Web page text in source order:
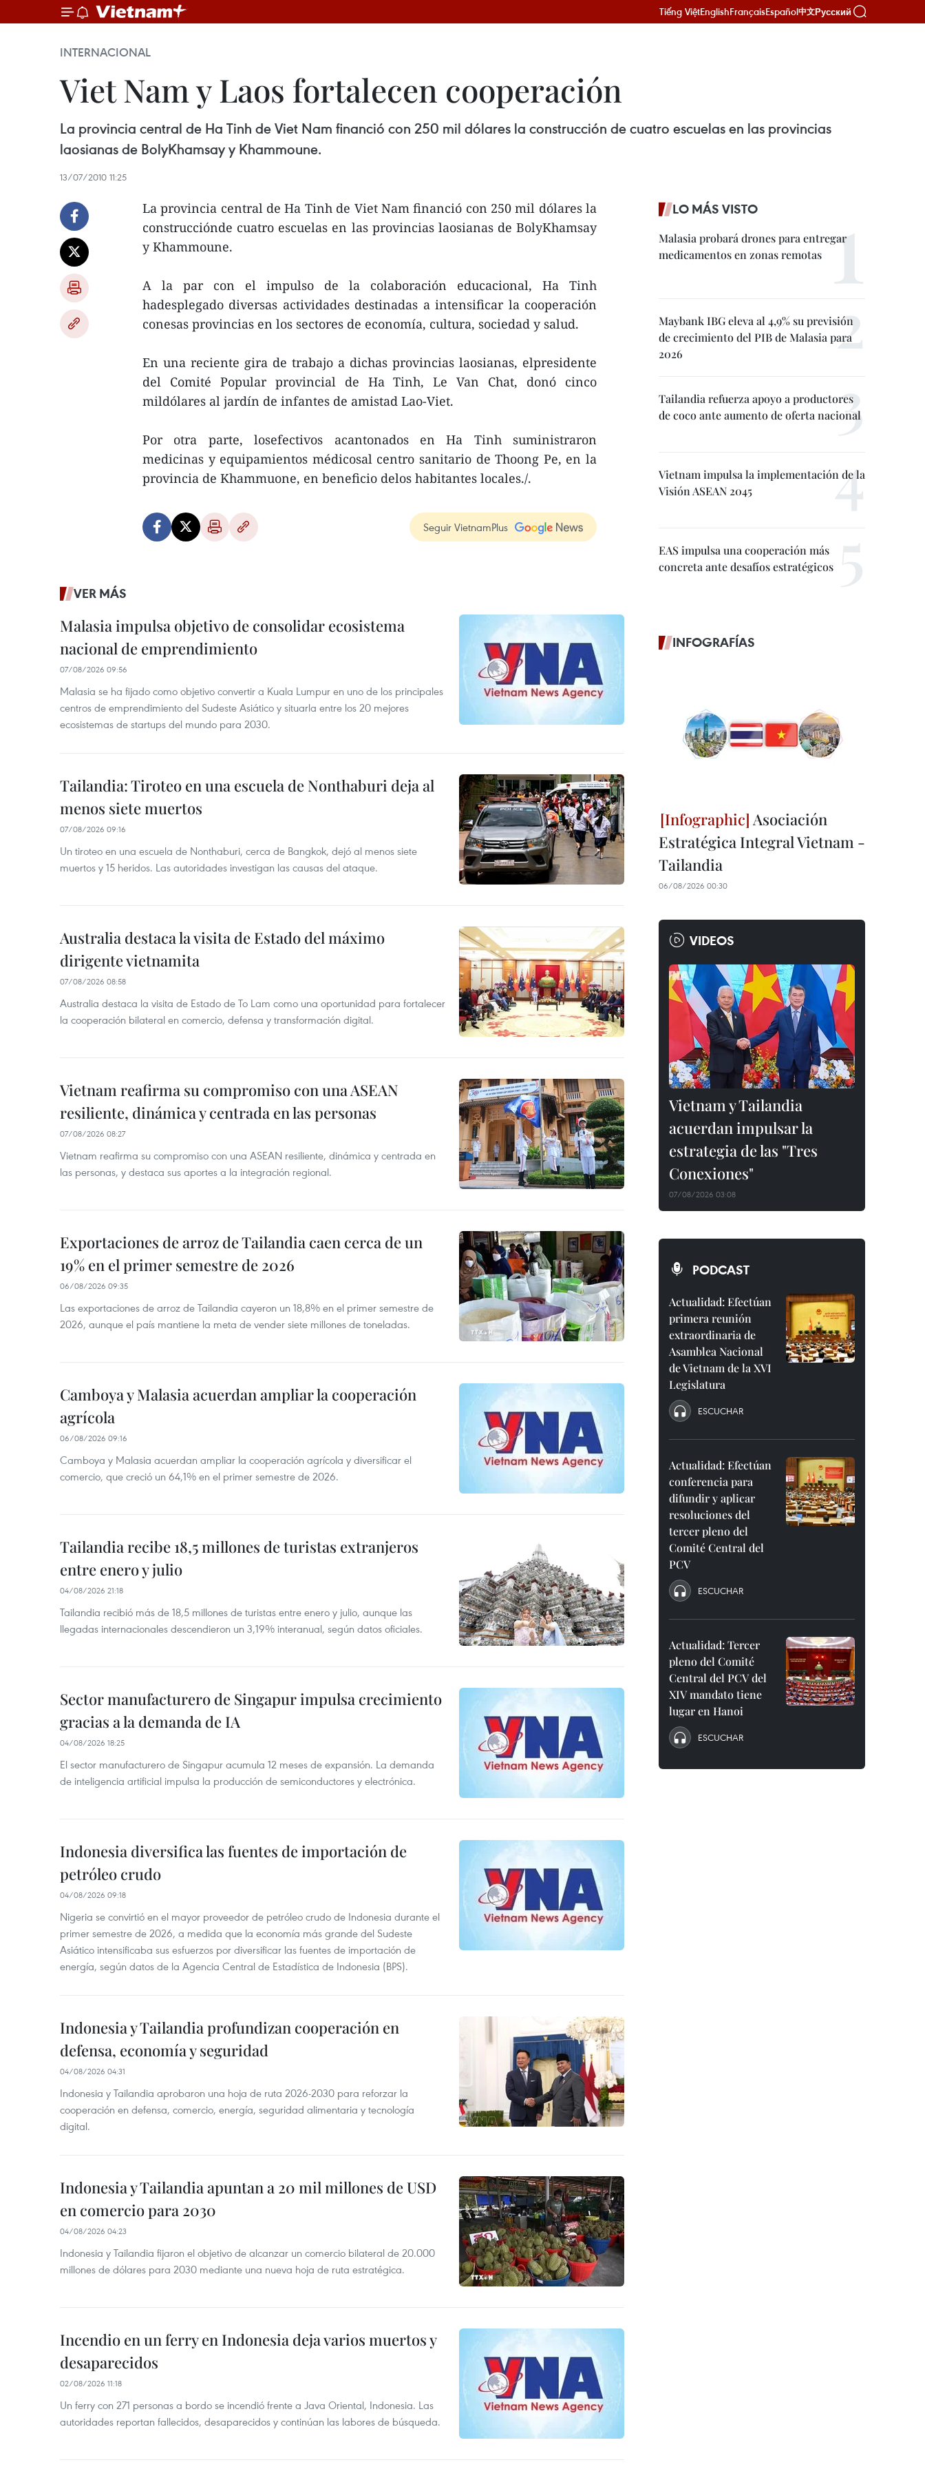
Tiếng ViệtEnglishFrançaisEspañol中文Русский
INTERNACIONAL
Viet Nam y Laos fortalecen cooperación
La provincia central de Ha Tinh de Viet Nam financió con 250 mil dólares la construcción de cuatro escuelas en las provincias
laosianas de BolyKhamsay y Khammoune.
13/07/2010 11:25
La provincia central de Ha Tinh de Viet Nam financió con 250 mil dólares la
construcciónde cuatro escuelas en las provincias laosianas de BolyKhamsay
y Khammoune.
A la par con el impulso de la colaboración educacional, Ha Tinh
hadesplegado diversas actividades destinadas a intensificar la cooperación
conesas provincias en los sectores de economía, cultura, sociedad y salud.
En una reciente gira de trabajo a dichas provincias laosianas, elpresidente
del Comité Popular provincial de Ha Tinh, Le Van Chat, donó cinco
mildólares al jardín de infantes de amistad Lao-Viet.
Por otra parte, losefectivos acantonados en Ha Tinh suministraron
medicinas y equipamientos médicosal centro sanitario de Thoong Pe, en la
provincia de Khammuone, en beneficio delos habitantes locales./.
Seguir VietnamPlus
VER MÁS
Malasia impulsa objetivo de consolidar ecosistema
nacional de emprendimiento
07/08/2026 09:56
Malasia se ha fijado como objetivo convertir a Kuala Lumpur en uno de los principales
centros de emprendimiento del Sudeste Asiático y situarla entre los 20 mejores
ecosistemas de startups del mundo para 2030.
Tailandia: Tiroteo en una escuela de Nonthaburi deja al
menos siete muertos
07/08/2026 09:16
Un tiroteo en una escuela de Nonthaburi, cerca de Bangkok, dejó al menos siete
muertos y 15 heridos. Las autoridades investigan las causas del ataque.
Australia destaca la visita de Estado del máximo
dirigente vietnamita
07/08/2026 08:58
Australia destaca la visita de Estado de To Lam como una oportunidad para fortalecer
la cooperación bilateral en comercio, defensa y transformación digital.
Vietnam reafirma su compromiso con una ASEAN
resiliente, dinámica y centrada en las personas
07/08/2026 08:27
Vietnam reafirma su compromiso con una ASEAN resiliente, dinámica y centrada en
las personas, y destaca sus aportes a la integración regional.
Exportaciones de arroz de Tailandia caen cerca de un
19% en el primer semestre de 2026
06/08/2026 09:35
Las exportaciones de arroz de Tailandia cayeron un 18,8% en el primer semestre de
2026, aunque el país mantiene la meta de vender siete millones de toneladas.
Camboya y Malasia acuerdan ampliar la cooperación
agrícola
06/08/2026 09:16
Camboya y Malasia acuerdan ampliar la cooperación agrícola y diversificar el
comercio, que creció un 64,1% en el primer semestre de 2026.
Tailandia recibe 18,5 millones de turistas extranjeros
entre enero y julio
04/08/2026 21:18
Tailandia recibió más de 18,5 millones de turistas entre enero y julio, aunque las
llegadas internacionales descendieron un 3,19% interanual, según datos oficiales.
Sector manufacturero de Singapur impulsa crecimiento
gracias a la demanda de IA
04/08/2026 18:25
El sector manufacturero de Singapur acumula 12 meses de expansión. La demanda
de inteligencia artificial impulsa la producción de semiconductores y electrónica.
Indonesia diversifica las fuentes de importación de
petróleo crudo
04/08/2026 09:18
Nigeria se convirtió en el mayor proveedor de petróleo crudo de Indonesia durante el
primer semestre de 2026, a medida que la economía más grande del Sudeste
Asiático intensificaba sus esfuerzos por diversificar las fuentes de importación de
energía, según datos de la Agencia Central de Estadística de Indonesia (BPS).
Indonesia y Tailandia profundizan cooperación en
defensa, economía y seguridad
04/08/2026 04:31
Indonesia y Tailandia aprobaron una hoja de ruta 2026-2030 para reforzar la
cooperación en defensa, comercio, energía, seguridad alimentaria y tecnología
digital.
Indonesia y Tailandia apuntan a 20 mil millones de USD
en comercio para 2030
04/08/2026 04:23
Indonesia y Tailandia fijaron el objetivo de alcanzar un comercio bilateral de 20.000
millones de dólares para 2030 mediante una nueva hoja de ruta estratégica.
Incendio en un ferry en Indonesia deja varios muertos y
desaparecidos
02/08/2026 11:18
Un ferry con 271 personas a bordo se incendió frente a Java Oriental, Indonesia. Las
autoridades reportan fallecidos, desaparecidos y continúan las labores de búsqueda.
LO MÁS VISTO
Malasia probará drones para entregar
medicamentos en zonas remotas
Maybank IBG eleva al 4,9% su previsión
de crecimiento del PIB de Malasia para
2026
Tailandia refuerza apoyo a productores
de coco ante aumento de oferta nacional
Vietnam impulsa la implementación de la
Visión ASEAN 2045
EAS impulsa una cooperación más
concreta ante desafíos estratégicos
INFOGRAFÍAS
Asociación
Estratégica Integral Vietnam -
Tailandia
06/08/2026 00:30
VIDEOS
Vietnam y Tailandia
acuerdan impulsar la
estrategia de las "Tres
Conexiones"
07/08/2026 03:08
PODCAST
Actualidad: Efectúan
primera reunión
extraordinaria de
Asamblea Nacional
de Vietnam de la XVI
Legislatura
ESCUCHAR
Actualidad: Efectúan
conferencia para
difundir y aplicar
resoluciones del
tercer pleno del
Comité Central del
PCV
ESCUCHAR
Actualidad: Tercer
pleno del Comité
Central del PCV del
XIV mandato tiene
lugar en Hanoi
ESCUCHAR